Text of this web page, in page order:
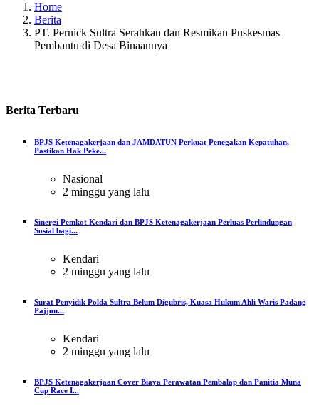
Home
Berita
PT. Pernick Sultra Serahkan dan Resmikan Puskesmas
Pembantu di Desa Binaannya
Berita Terbaru
BPJS Ketenagakerjaan dan JAMDATUN Perkuat Penegakan Kepatuhan,
Pastikan Hak Peke...
Nasional
2 minggu yang lalu
Sinergi Pemkot Kendari dan BPJS Ketenagakerjaan Perluas Perlindungan
Sosial bagi...
Kendari
2 minggu yang lalu
Surat Penyidik Polda Sultra Belum Digubris, Kuasa Hukum Ahli Waris Padang
Pajjon...
Kendari
2 minggu yang lalu
BPJS Ketenagakerjaan Cover Biaya Perawatan Pembalap dan Panitia Muna
Cup Race I...